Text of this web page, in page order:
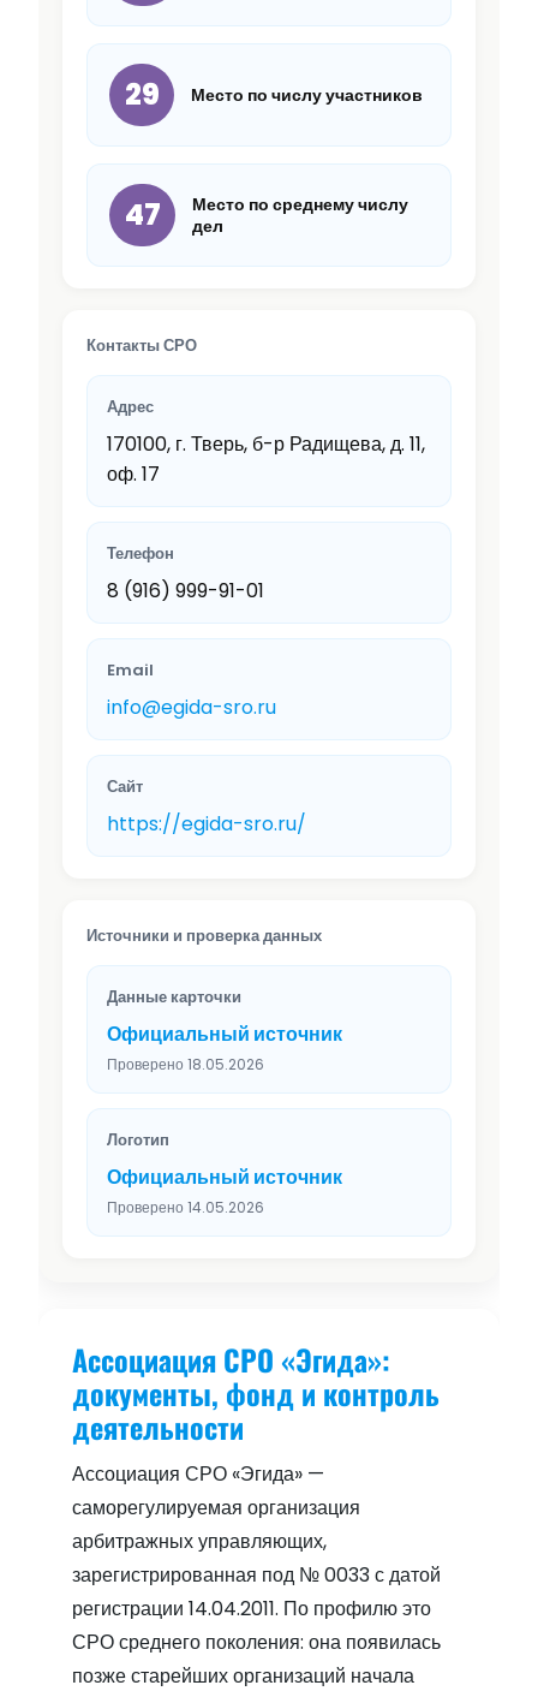
29 Место по числу участников
47
Место по среднему числу
дел
Контакты СРО
Адрес
170100, г. Тверь, б-р Радищева, д. 11,
оф. 17
Телефон
8 (916) 999-91-01
Email
info@egida-sro.ru
Сайт
https://egida-sro.ru/
Источники и проверка данных
Данные карточки
Официальный источник
Проверено 18.05.2026
Логотип
Официальный источник
Проверено 14.05.2026
Ассоциация СРО «Эгида»:
документы, фонд и контроль
деятельности
Ассоциация СРО «Эгида» —
саморегулируемая организация
арбитражных управляющих,
зарегистрированная под № 0033 с датой
регистрации 14.04.2011. По профилю это
СРО среднего поколения: она появилась
позже старейших организаций начала